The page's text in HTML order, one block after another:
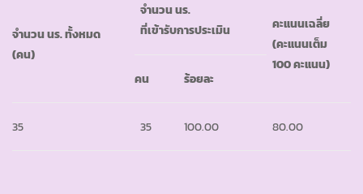
จำนวน นร. ทั้งหมด
(คน)
จำนวน นร.
ที่เข้ารับการประเมิน
คะแนนเฉลี่ย
(คะแนนเต็ม
100 คะแนน)
คน
ร้อยละ
35 35 100.00 80.00